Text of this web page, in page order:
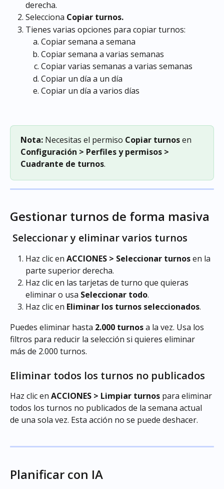
derecha.
Selecciona Copiar turnos.
Tienes varias opciones para copiar turnos:
Copiar semana a semana
Copiar semana a varias semanas
Copiar varias semanas a varias semanas
Copiar un día a un día
Copiar un día a varios días
Nota: Necesitas el permiso Copiar turnos en
Configuración > Perfiles y permisos >
Cuadrante de turnos.
Gestionar turnos de forma masiva
Seleccionar y eliminar varios turnos
Haz clic en ACCIONES > Seleccionar turnos en la
parte superior derecha.
Haz clic en las tarjetas de turno que quieras
eliminar o usa Seleccionar todo.
Haz clic en Eliminar los turnos seleccionados.
Puedes eliminar hasta 2.000 turnos a la vez. Usa los
filtros para reducir la selección si quieres eliminar
más de 2.000 turnos.
Eliminar todos los turnos no publicados
Haz clic en ACCIONES > Limpiar turnos para eliminar
todos los turnos no publicados de la semana actual
de una sola vez. Esta acción no se puede deshacer.
Planificar con IA